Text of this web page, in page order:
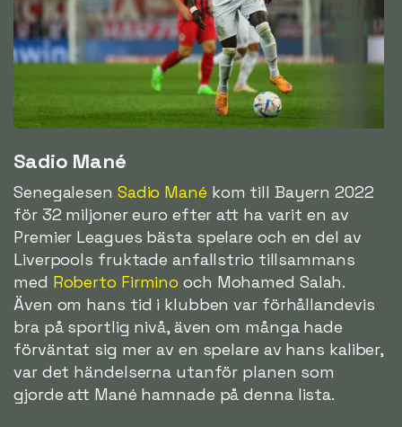
Sadio Mané
Senegalesen Sadio Mané kom till Bayern 2022
för 32 miljoner euro efter att ha varit en av
Premier Leagues bästa spelare och en del av
Liverpools fruktade anfallstrio tillsammans
med Roberto Firmino och Mohamed Salah.
Även om hans tid i klubben var förhållandevis
bra på sportlig nivå, även om många hade
förväntat sig mer av en spelare av hans kaliber,
var det händelserna utanför planen som
gjorde att Mané hamnade på denna lista.